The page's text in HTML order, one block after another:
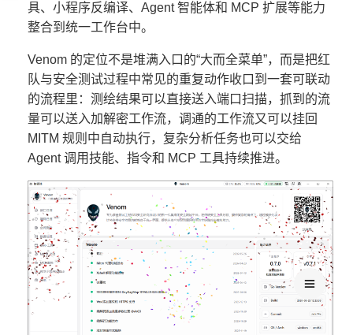
具、小程序反编译、Agent 智能体和 MCP 扩展等能力
整合到统一工作台中。
Venom 的定位不是堆满入口的“大而全菜单”，而是把红
队与安全测试过程中常见的重复动作收口到一套可联动
的流程里：测绘结果可以直接送入端口扫描，抓到的流
量可以送入加解密工作流，调通的工作流又可以挂回
MITM 规则中自动执行，复杂分析任务也可以交给
Agent 调用技能、指令和 MCP 工具持续推进。